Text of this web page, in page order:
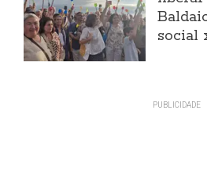
social